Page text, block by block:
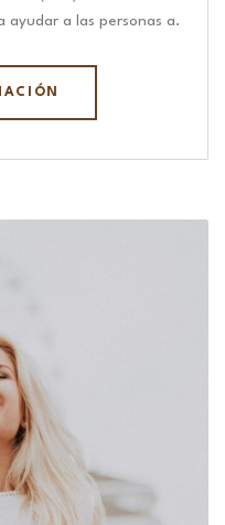
a las personas a.